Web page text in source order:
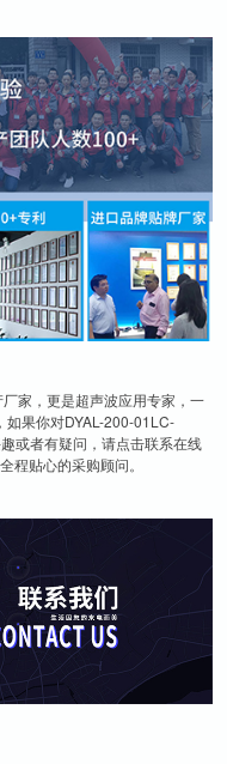
家，更是超声波应用专家，一
如果你对DYAL-200-01LC-
或者有疑问，请点击联系在线
贴心的采购顾问。